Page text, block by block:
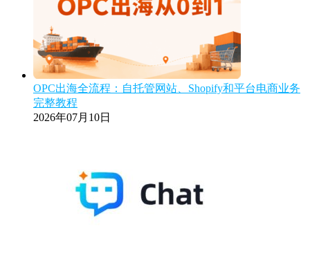
OPC出海全流程：自托管网站、Shopify和平台电商业务
完整教程
2026年07月10日